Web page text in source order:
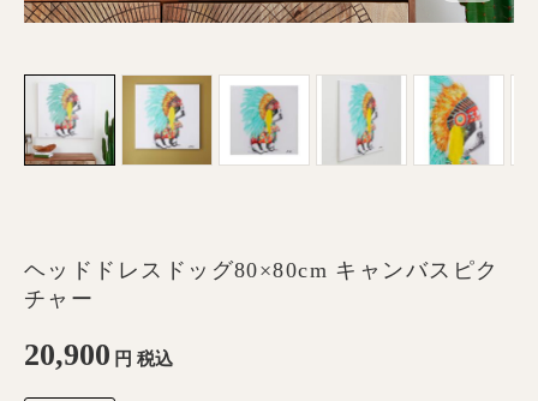
ヘッドドレスドッグ80×80cm キャンバスピク
チャー
20,900 円 税込